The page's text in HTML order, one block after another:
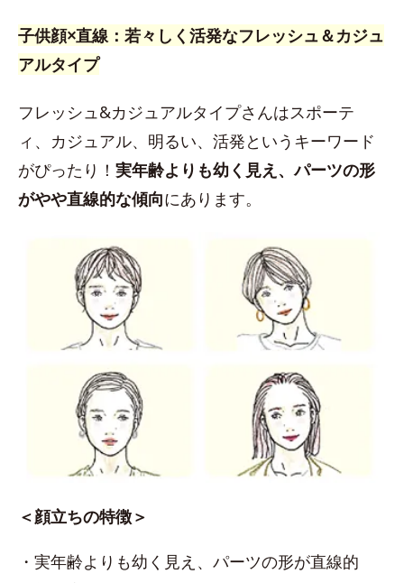
子供顔×直線：若々しく活発なフレッシュ＆カジュ
アルタイプ
フレッシュ&カジュアルタイプさんはスポーテ
ィ、カジュアル、明るい、活発というキーワード
がぴったり！ 実年齢よりも幼く見え、パーツの形
がやや直線的な傾向にあります。
＜顔立ちの特徴＞
・実年齢よりも幼く見え、パーツの形が直線的